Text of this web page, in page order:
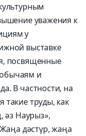
уважения к
у
выставке
посвященные
и
В частности, на
такие труды, как
әз Наурыз»,
дәстүр, жаңа